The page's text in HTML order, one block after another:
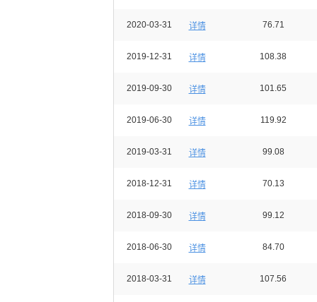
2020-03-31 详情 76.71
2019-12-31 详情 108.38
2019-09-30 详情 101.65
2019-06-30 详情 119.92
2019-03-31 详情 99.08
2018-12-31 详情 70.13
2018-09-30 详情 99.12
2018-06-30 详情 84.70
2018-03-31 详情 107.56